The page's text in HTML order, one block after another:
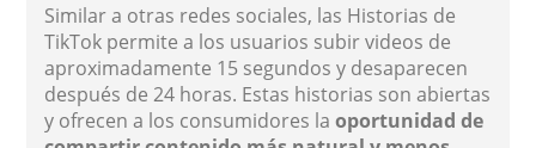
Similar a otras redes sociales, las Historias de
TikTok permite a los usuarios subir videos de
aproximadamente 15 segundos y desaparecen
después de 24 horas. Estas historias son abiertas
y ofrecen a los consumidores laoportunidad de